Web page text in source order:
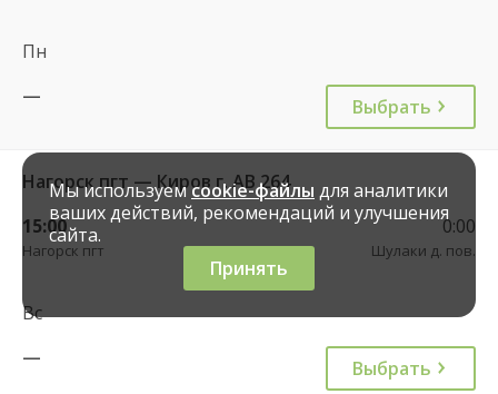
Пн
—
Выбрать
Нагорск пгт — Киров г. АВ 264
15:00
Нагорск пгт
0:00
Шулаки д. пов.
Вс
—
Выбрать
Мы используемcookie-файлы для аналитики
ваших действий, рекомендаций и улучшения
сайта.
Принять